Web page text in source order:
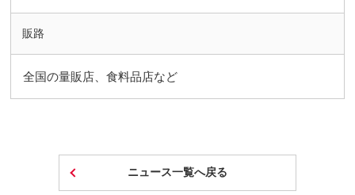
販路
全国の量販店、食料品店など
ニュース一覧へ戻る